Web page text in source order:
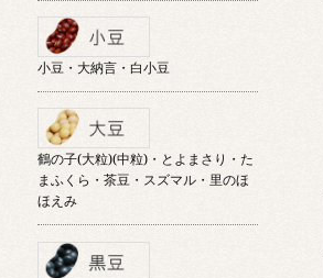
小豆・大納言・白小豆
鶴の子(大粒)(中粒)・とよまさり・た
まふくら・茶豆・スズマル・里のほ
ほえみ